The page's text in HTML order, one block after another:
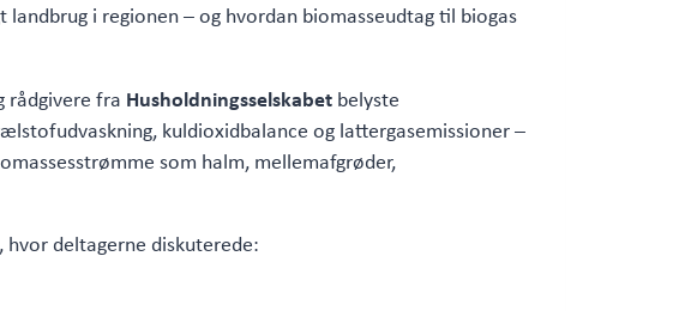
i regionen – og hvordan biomasseudtag til biogas
rådgivere fra Husholdningsselskabet belyste
kuldioxidbalance og lattergasemissioner –
som halm, mellemafgrøder,
deltagerne diskuterede: